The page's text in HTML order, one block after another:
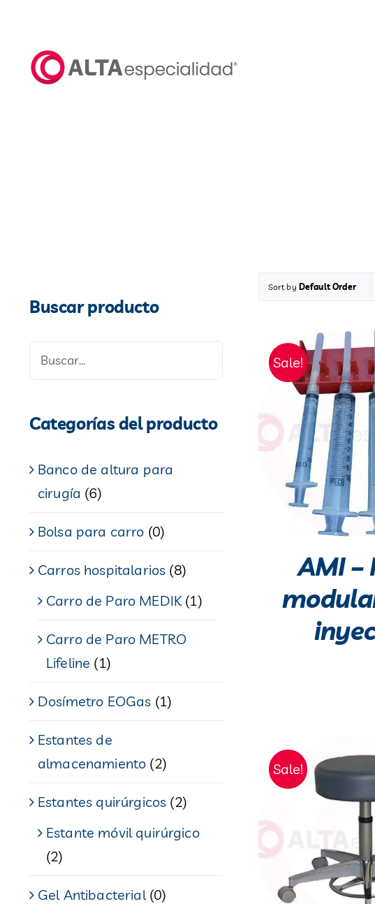
contenido
Buscar producto
Categorías del producto
Banco de altura para
cirugía (6)
Bolsa para carro (0)
Carros hospitalarios (8)
Carro de Paro MEDIK (1)
Carro de Paro METRO
Lifeline (1)
Dosímetro EOGas (1)
Estantes de
almacenamiento (2)
Estantes quirúrgicos (2)
Estante móvil quirúrgico
(2)
Gel Antibacterial (0)
Sort by Default Order
Sale!
AMI –
Sale!